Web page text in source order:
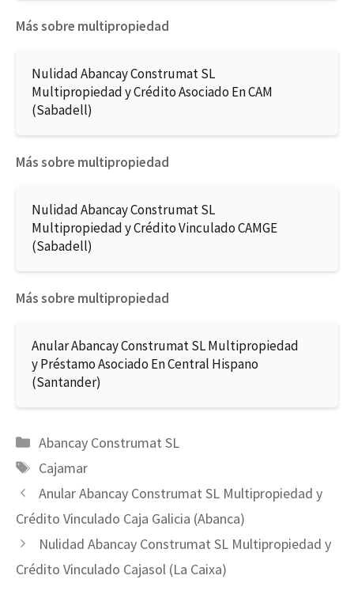
Más sobre multipropiedad
Nulidad Abancay Construmat SL
Multipropiedad y Crédito Asociado En CAM
(Sabadell)
Más sobre multipropiedad
Nulidad Abancay Construmat SL
Multipropiedad y Crédito Vinculado CAMGE
(Sabadell)
Más sobre multipropiedad
Anular Abancay Construmat SL Multipropiedad
y Préstamo Asociado En Central Hispano
(Santander)
Categorías
Abancay Construmat SL
Etiquetas
Cajamar
Anular Abancay Construmat SL Multipropiedad y
Crédito Vinculado Caja Galicia (Abanca)
Nulidad Abancay Construmat SL Multipropiedad y
Crédito Vinculado Cajasol (La Caixa)